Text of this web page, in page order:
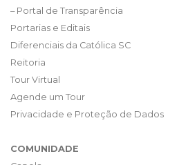
– Portal de Transparência
Portarias e Editais
Diferenciais da Católica SC
Reitoria
Tour Virtual
Agende um Tour
Privacidade e Proteção de Dados
COMUNIDADE